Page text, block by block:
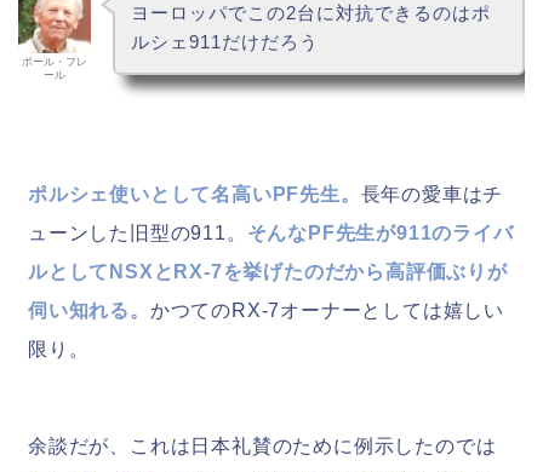
ポール・フレ
ール
ヨーロッパでこの2台に対抗できるのはポ
ルシェ911だけだろう
ポルシェ使いとして名高いPF先生。 長年の愛車はチ
ューンした旧型の911。 そんなPF先生が911のライバ
ルとしてNSXとRX-7を挙げたのだから高評価ぶりが
伺い知れる。 かつてのRX-7オーナーとしては嬉しい
限り。
余談だが、これは日本礼賛のために例示したのでは